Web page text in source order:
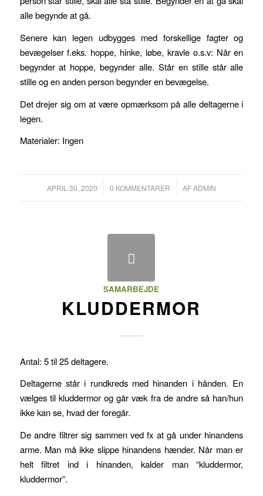
alle begynde at gå.
Senere kan legen udbygges med forskellige fagter og
bevægelser f.eks. hoppe, hinke, løbe, kravle o.s.v: Når en
begynder at hoppe, begynder alle. Står en stille står alle
stille og en anden person begynder en bevægelse.
Det drejer sig om at være opmærksom på alle deltagerne i
legen.
Materialer: Ingen
APRIL 30, 2020
/ 0 KOMMENTARER
/ AFADMIN
SAMARBEJDE
KLUDDERMOR
Antal: 5 til 25 deltagere.
Deltagerne står i rundkreds med hinanden i hånden. En
vælges til kluddermor og går væk fra de andre så han/hun
ikke kan se, hvad der foregår.
De andre filtrer sig sammen ved fx at gå under hinandens
arme. Man må ikke slippe hinandens hænder. Når man er
helt filtret ind i hinanden, kalder man “kluddermor,
kluddermor”.